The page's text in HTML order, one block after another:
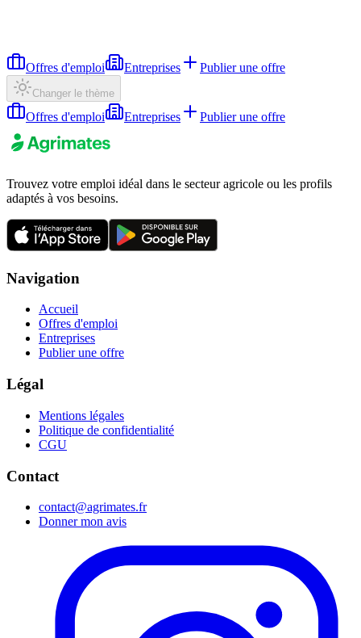
Offres d'emploi Entreprises Publier une offre
Changer le thème
Offres d'emploi Entreprises Publier une offre
Trouvez votre emploi idéal dans le secteur agricole ou les profils
adaptés à vos besoins.
Navigation
Accueil
Offres d'emploi
Entreprises
Publier une offre
Légal
Mentions légales
Politique de confidentialité
CGU
Contact
contact@agrimates.fr
Donner mon avis